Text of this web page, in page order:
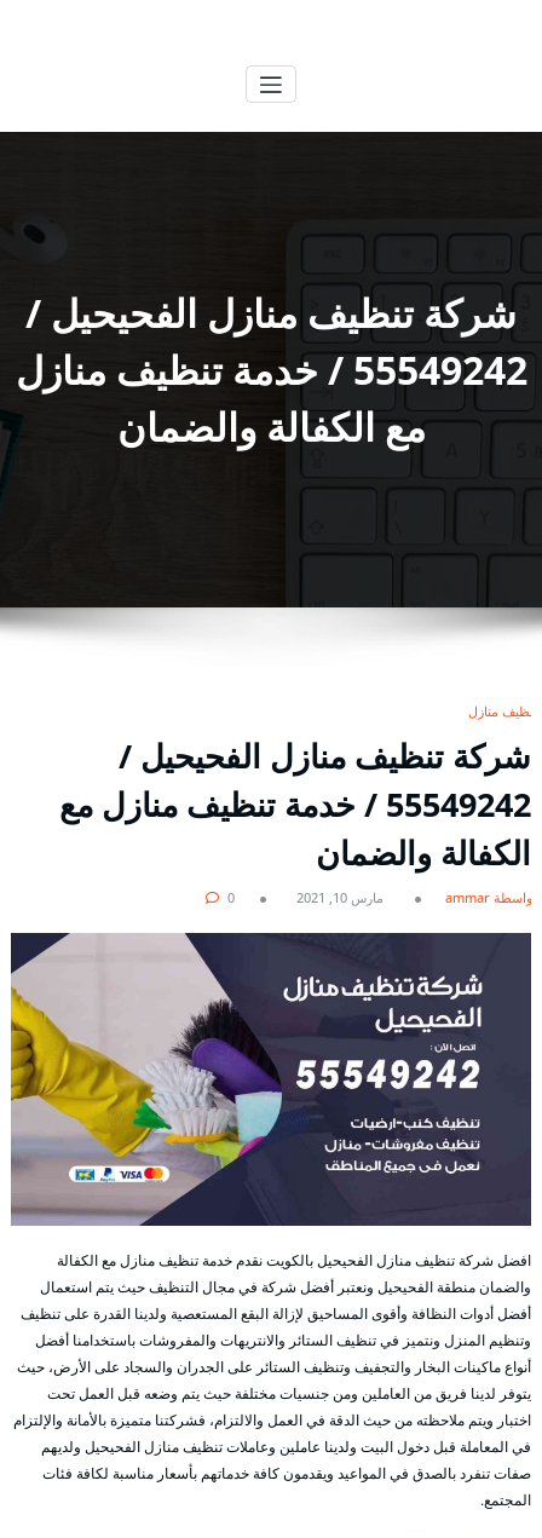
شركة تنظيف منازل الفحيحيل /
55549242 / خدمة تنظيف منازل
مع الكفالة والضمان
تنظيف منازل
شركة تنظيف منازل الفحيحيل /
55549242 / خدمة تنظيف منازل مع
الكفالة والضمان
بواسطة ammar مارس 10, 2021 0
افضل شركة تنظيف منازل الفحيحيل بالكويت نقدم خدمة تنظيف منازل مع الكفالة
والضمان منطقة الفحيحيل ونعتبر أفضل شركة في مجال التنظيف حيث يتم استعمال
أفضل أدوات النظافة وأقوى المساحيق لإزالة البقع المستعصية ولدينا القدرة على تنظيف
وتنظيم المنزل ونتميز في تنظيف الستائر والانتريهات والمفروشات باستخدامنا أفضل
أنواع ماكينات البخار والتجفيف وتنظيف الستائر على الجدران والسجاد على الأرض، حيث
يتوفر لدينا فريق من العاملين ومن جنسيات مختلفة حيث يتم وضعه قبل العمل تحت
اختبار ويتم ملاحظته من حيث الدقة في العمل والالتزام، فشركتنا متميزة بالأمانة والإلتزام
في المعاملة قبل دخول البيت ولدينا عاملين وعاملات تنظيف منازل الفحيحيل ولديهم
صفات تنفرد بالصدق في المواعيد ويقدمون كافة خدماتهم بأسعار مناسبة لكافة فئات
المجتمع.